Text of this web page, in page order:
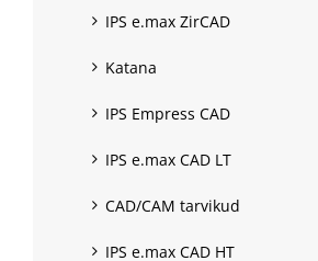
IPS e.max ZirCAD
Katana
IPS Empress CAD
IPS e.max CAD LT
CAD/CAM tarvikud
IPS e.max CAD HT